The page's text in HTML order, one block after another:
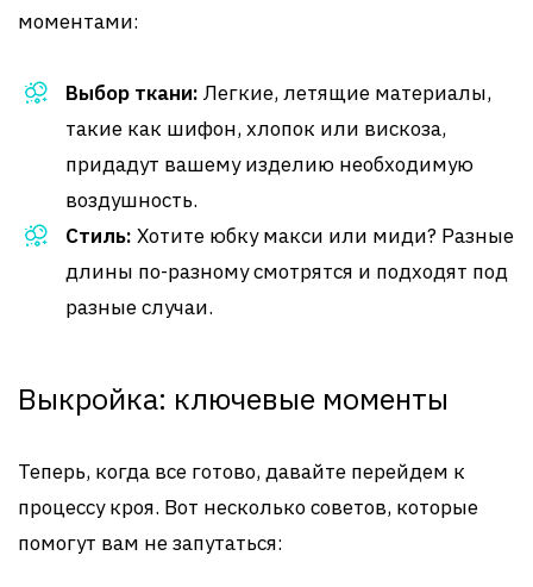
моментами:
Выбор ткани: Легкие, летящие материалы,
такие как шифон, хлопок или вискоза,
придадут вашему изделию необходимую
воздушность.
Стиль: Хотите юбку макси или миди? Разные
длины по-разному смотрятся и подходят под
разные случаи.
Выкройка: ключевые моменты
Теперь, когда все готово, давайте перейдем к
процессу кроя. Вот несколько советов, которые
помогут вам не запутаться: